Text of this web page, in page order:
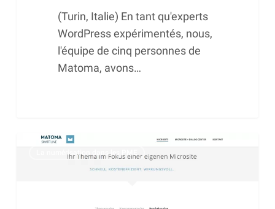
(Turin, Italie) En tant qu'experts
WordPress expérimentés, nous,
l'équipe de cinq personnes de
Matoma, avons…
La numérisation dans les PME